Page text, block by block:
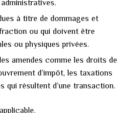
à titre de dommages et
ou qui doivent être
ou physiques privées.
amendes comme les droits de
d’impôt, les taxations
qui résultent d’une transaction.